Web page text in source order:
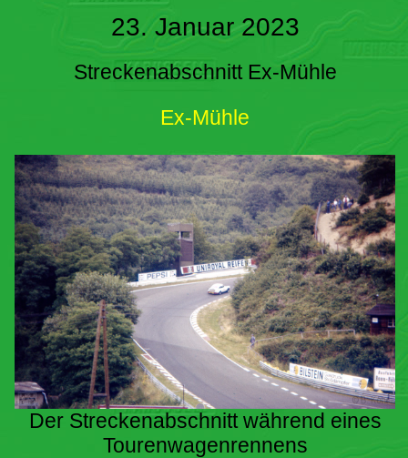
23. Januar 2023
Streckenabschnitt Ex-Mühle
Ex-Mühle
Der Streckenabschnitt während eines
Tourenwagenrennens